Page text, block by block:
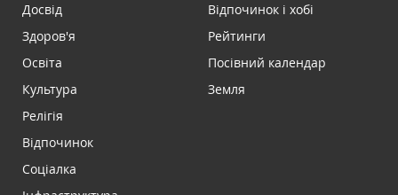
Досвід
Здоров'я
Освіта
Культура
Релігія
Відпочинок
Соціалка
Відпочинок і хобі
Рейтинги
Посівний календар
Земля